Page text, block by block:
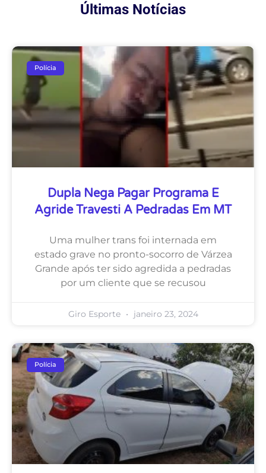
Últimas Notícias
Polícia
Dupla Nega Pagar Programa E
Agride Travesti A Pedradas Em MT
Uma mulher trans foi internada em
estado grave no pronto-socorro de Várzea
Grande após ter sido agredida a pedradas
por um cliente que se recusou
Giro Esporte janeiro 23, 2024
Polícia